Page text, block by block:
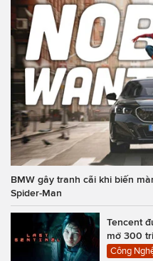
BMW gây tranh cãi khi biến
Spider-Man
Tencent
mở 300
Công